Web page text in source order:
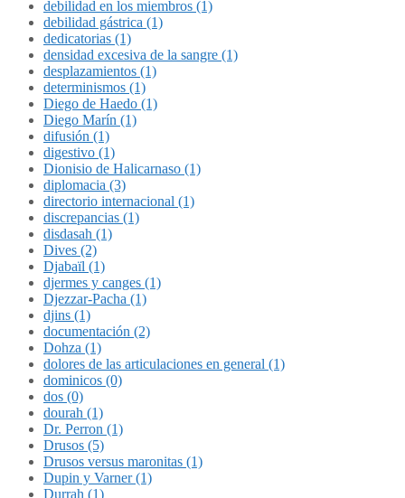
debilidad en los miembros (1)
debilidad gástrica (1)
dedicatorias (1)
densidad excesiva de la sangre (1)
desplazamientos (1)
determinismos (1)
Diego de Haedo (1)
Diego Marín (1)
difusión (1)
digestivo (1)
Dionisio de Halicarnaso (1)
diplomacia (3)
directorio internacional (1)
discrepancias (1)
disdasah (1)
Dives (2)
Djabaïl (1)
djermes y canges (1)
Djezzar-Pacha (1)
djins (1)
documentación (2)
Dohza (1)
dolores de las articulaciones en general (1)
dominicos (0)
dos (0)
dourah (1)
Dr. Perron (1)
Drusos (5)
Drusos versus maronitas (1)
Dupin y Varner (1)
Durrah (1)